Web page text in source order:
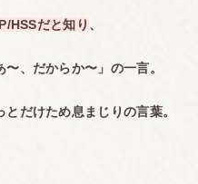
HSSだと知り 、
、だからか〜」の一言。
だけため息まじりの言葉。